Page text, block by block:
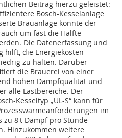
Beitrag hierzu geleistet:
Bosch-Kesselanlage
Brauanlage konnte der
um fast die Hälfte
Die Datenerfassung und
hilft, die Energiekosten
zu halten. Darüber
die Brauerei von einer
hohen Dampfqualität und
alle Lastbereiche. Der
Kesseltyp „UL-S“ kann für
im
zu 8 t Dampf pro Stunde
Hinzukommen weitere